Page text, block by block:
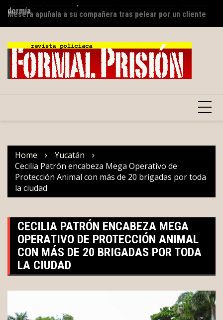
Skip
content
Mesera apuñala a su compañera tras pelear por un cliente
Home
Yucatán
Cecilia Patrón encabeza Mega Operativo de
Protección Animal con más de 20 brigadas por toda
la ciudad
CECILIA PATRÓN ENCABEZA MEGA
OPERATIVO DE PROTECCIÓN ANIMAL
CON MÁS DE 20 BRIGADAS POR TODA
LA CIUDAD